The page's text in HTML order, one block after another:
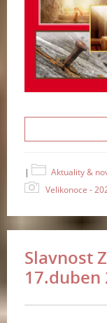
| Aktuality &
Velikonoce -
Slavnost
17.duben